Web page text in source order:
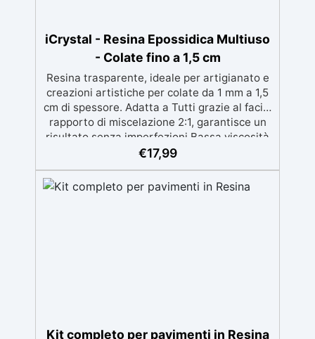
iCrystal - Resina Epossidica Multiuso
- Colate fino a 1,5 cm
Resina trasparente, ideale per artigianato e
creazioni artistiche per colate da 1 mm a 1,5
cm di spessore. Adatta a Tutti grazie al facile
rapporto di miscelazione 2:1, garantisce un
risultato senza imperfezioni Bassa viscosità
per colate senza bolle, compatibile con
materiali. Certificata post-catalisi atossica e
sicura per il contatto con la pelle, Bpa Free e
€17,99
Kit completo per pavimenti in Resina